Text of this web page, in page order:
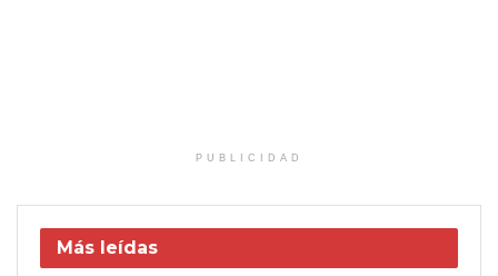
PUBLICIDAD
Más leídas